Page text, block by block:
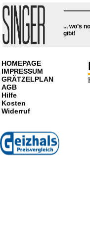
... wo’s
gibt!
... wo’s
gibt!
HOMEPAGE
IMPRESSUM
GRÄTZELPLAN
AGB
Hilfe
Kosten
Widerruf